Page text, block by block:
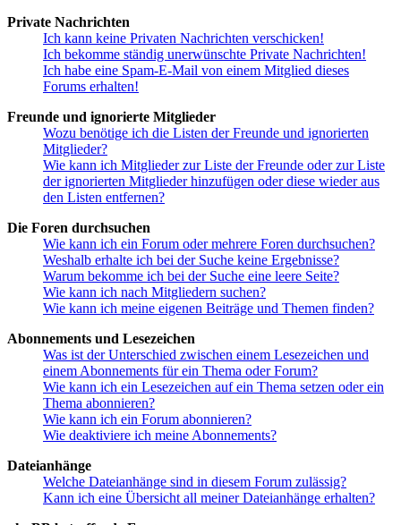
Private Nachrichten
Ich kann keine Privaten Nachrichten verschicken!
Ich bekomme ständig unerwünschte Private Nachrichten!
Ich habe eine Spam-E-Mail von einem Mitglied dieses
Forums erhalten!
Freunde und ignorierte Mitglieder
Wozu benötige ich die Listen der Freunde und ignorierten
Mitglieder?
Wie kann ich Mitglieder zur Liste der Freunde oder zur Liste
der ignorierten Mitglieder hinzufügen oder diese wieder aus
den Listen entfernen?
Die Foren durchsuchen
Wie kann ich ein Forum oder mehrere Foren durchsuchen?
Weshalb erhalte ich bei der Suche keine Ergebnisse?
Warum bekomme ich bei der Suche eine leere Seite?
Wie kann ich nach Mitgliedern suchen?
Wie kann ich meine eigenen Beiträge und Themen finden?
Abonnements und Lesezeichen
Was ist der Unterschied zwischen einem Lesezeichen und
einem Abonnements für ein Thema oder Forum?
Wie kann ich ein Lesezeichen auf ein Thema setzen oder ein
Thema abonnieren?
Wie kann ich ein Forum abonnieren?
Wie deaktiviere ich meine Abonnements?
Dateianhänge
Welche Dateianhänge sind in diesem Forum zulässig?
Kann ich eine Übersicht all meiner Dateianhänge erhalten?